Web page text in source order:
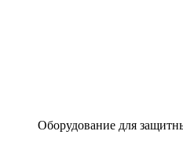
Оборудование для